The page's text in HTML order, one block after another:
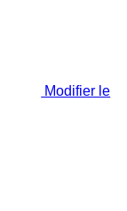
Modifier le